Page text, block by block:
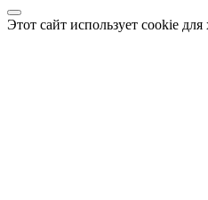
Этот сайт использует cookie